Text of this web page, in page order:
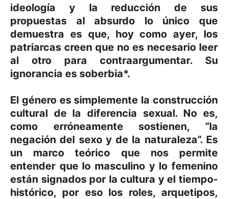
ideología y la reducción de sus
propuestas al absurdo lo único que
demuestra es que, hoy como ayer, los
patriarcas creen que no es necesario leer
al otro para contraargumentar. Su
ignorancia es soberbia*.
El género es simplemente la construcción
cultural de la diferencia sexual. No es,
como erróneamente sostienen, “la
negación del sexo y de la naturaleza”. Es
un marco teórico que nos permite
entender que lo masculino y lo femenino
están signados por la cultura y el tiempo-
histórico, por eso los roles, arquetipos,